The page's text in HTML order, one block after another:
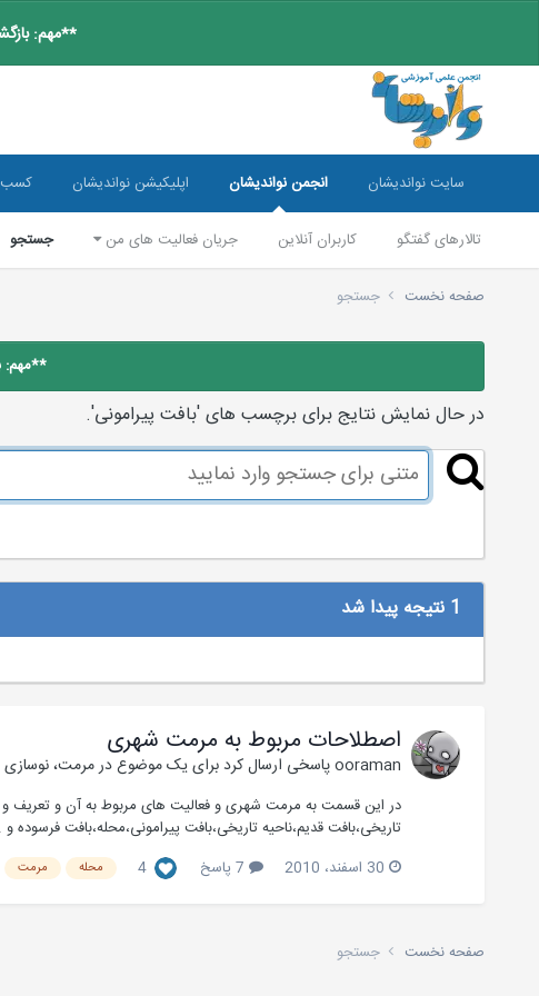
**مهم:
سایت نواندیشان انجمن نواندیشان
تالارهای گفتگو کاربران آنلاین جریان فعالیت های من جستجو
اپلیکیشن نواندیشان کسب
صفحه نخست جستجو
**مهم:
در حال نمایش نتایج برای برچسب های 'بافت پیرامونی'.
1 نتیجه پیدا شد
اصطلاحات مربوط به مرمت شهری
ooramanپاسخی ارسال کرد برای یک موضوع درمرمت، نوسازی
در این قسمت به مرمت شهری و فعالیت های مربوط به آن و تعریف و
تاریخی،بافت قدیم،ناحیه تاریخی،بافت پیرامونی،محله،بافت فرسوده
30 اسفند، 2010
7 پاسخ 4 محله مرمت
صفحه نخست جستجو